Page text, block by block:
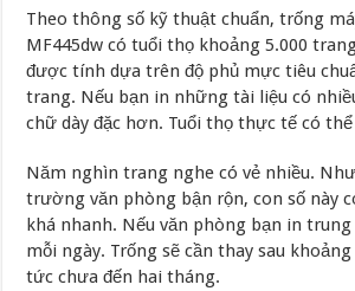
Theo thông số kỹ thuật chuẩn, trống
MF445dw có tuổi thọ khoảng 5.000
được tính dựa trên độ phủ mực tiêu
trang. Nếu bạn in những tài liệu có
chữ dày đặc hơn. Tuổi thọ thực tế có
Năm nghìn trang nghe có vẻ nhiều.
trường văn phòng bận rộn, con số này
khá nhanh. Nếu văn phòng bạn in
mỗi ngày. Trống sẽ cần thay sau
tức chưa đến hai tháng.